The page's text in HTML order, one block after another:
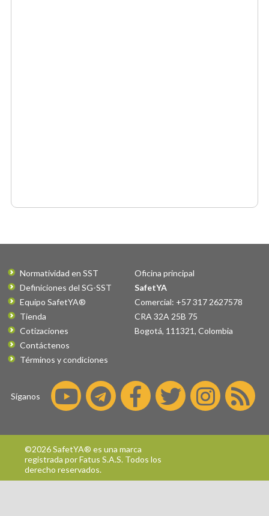
Normatividad en SST
Definiciones del SG-SST
Equipo SafetYA®
Tienda
Cotizaciones
Contáctenos
Términos y condiciones
Oficina principal
SafetYA
Comercial: +57 317 2627578
CRA 32A 25B 75
Bogotá, 111321, Colombia
Síganos
©2026 SafetYA® es una marca
registrada porFatus S.A.S. Todos los
derecho reservados.